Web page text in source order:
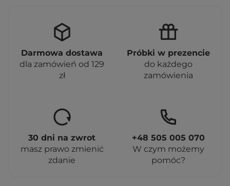
Darmowa dostawa
dla zamówień od 129
zł
Próbki w prezencie
do każdego
zamówienia
30 dni na zwrot
masz prawo zmienić
zdanie
+48 505 005 070
W czym możemy
pomóc?